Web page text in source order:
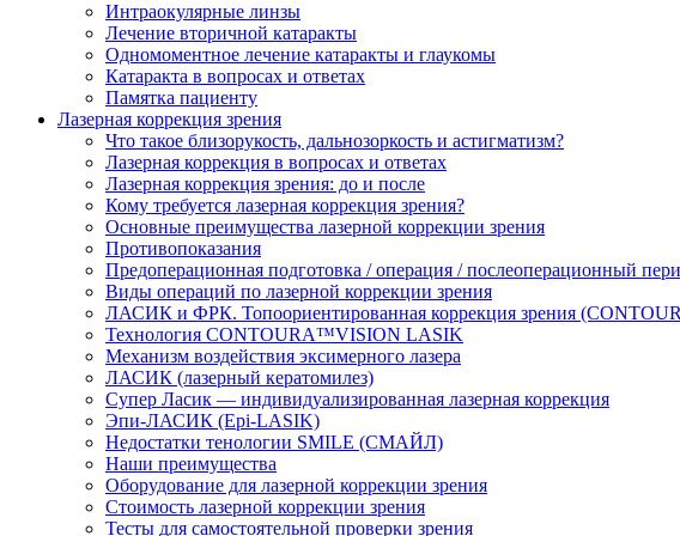
Интраокулярные линзы
Лечение вторичной катаракты
Одномоментное лечение катаракты и глаукомы
Катаракта в вопросах и ответах
Памятка пациенту
Лазерная коррекция зрения
Что такое близорукость, дальнозоркость и астигматизм?
Лазерная коррекция в вопросах и ответах
Лазерная коррекция зрения: до и после
Кому требуется лазерная коррекция зрения?
Основные преимущества лазерной коррекции зрения
Противопоказания
Предоперационная подготовка / операция / послеоперационный
Виды операций по лазерной коррекции зрения
ЛАСИК и ФРК. Топоориентированная коррекция зрения
Технология CONTOURA™VISION LASIK
Механизм воздействия эксимерного лазера
ЛАСИК (лазерный кератомилез)
Супер Ласик — индивидуализированная лазерная коррекция
Эпи-ЛАСИК (Epi-LASIK)
Недостатки тенологии SMILE (СМАЙЛ)
Наши преимущества
Оборудование для лазерной коррекции зрения
Стоимость лазерной коррекции зрения
Тесты для самостоятельной проверки зрения